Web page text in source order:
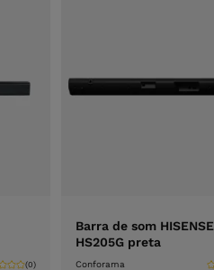
(0)
Barra de som HISENSE
HS205G preta
Conforama